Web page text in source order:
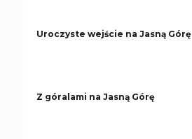
Uroczyste wejście na Jasną Górę
Z góralami na Jasną Górę